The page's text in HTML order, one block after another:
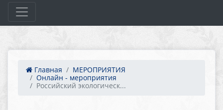
Главная
МЕРОПРИЯТИЯ
Онлайн - мероприятия
Российский экологическ...